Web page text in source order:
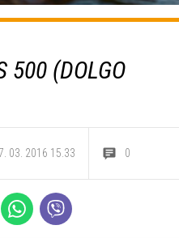
500 (DOLGO
03. 2016 15.33 0